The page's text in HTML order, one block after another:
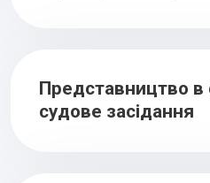
Представництво в
судове засідання